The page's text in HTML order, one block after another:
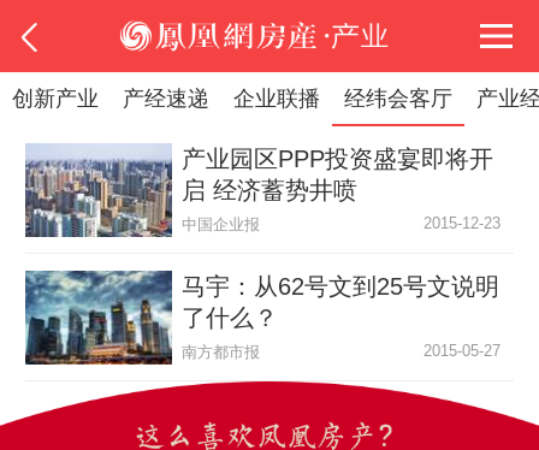
创新产业 产经速递 企业联播 经纬会客厅 产业
产业园区PPP投资盛宴即将开
启 经济蓄势井喷
中国企业报 2015-12-23
马宇：从62号文到25号文说明
了什么？
南方都市报 2015-05-27